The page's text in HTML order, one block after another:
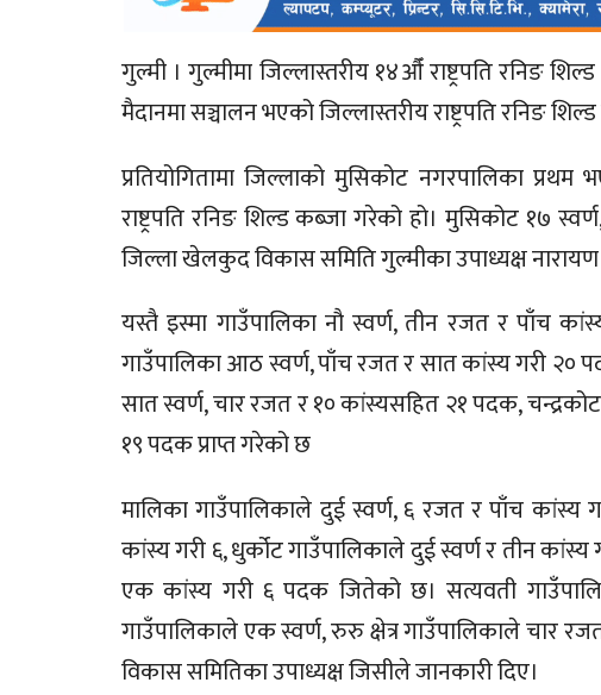
गुल्मी । गुल्मीमा जिल्लास्तरीय १४औँ राष्ट्रपति रनिङ
मैदानमा सञ्चालन भएको जिल्लास्तरीय राष्ट्रपति रनिङ
प्रतियोगितामा जिल्लाको मुसिकोट नगरपालिका
राष्ट्रपति रनिङ शिल्ड कब्जा गरेको हो। मुसिकोट १७
जिल्ला खेलकुद विकास समिति गुल्मीका उपाध्यक्ष
यस्तै इस्मा गाउँपालिका नौ स्वर्ण, तीन रजत र पाँच
गाउँपालिका आठ स्वर्ण, पाँच रजत र सात कांस्य गरी २०
सात स्वर्ण, चार रजत र १० कांस्यसहित २१ पदक,
१९ पदक प्राप्त गरेको छ
मालिका गाउँपालिकाले दुई स्वर्ण, ६ रजत र पाँच कांस्य
कांस्य गरी ६, धुर्कोट गाउँपालिकाले दुई स्वर्ण र तीन
एक कांस्य गरी ६ पदक जितेको छ। सत्यवती
गाउँपालिकाले एक स्वर्ण, रुरु क्षेत्र गाउँपालिकाले चार
विकास समितिका उपाध्यक्ष जिसीले जानकारी दिए।